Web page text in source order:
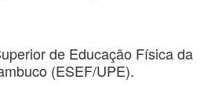
de Educação Física da
(ESEF/UPE).